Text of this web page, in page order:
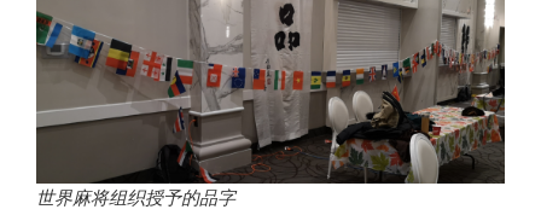
世界麻将组织授予的品字